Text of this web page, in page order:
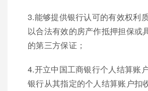
3.能够提供银行认可的有效权利
以合法有效的房产作抵押担保或
的第三方保证；
4.开立中国工商银行个人结算账
银行从其指定的个人结算账户扣